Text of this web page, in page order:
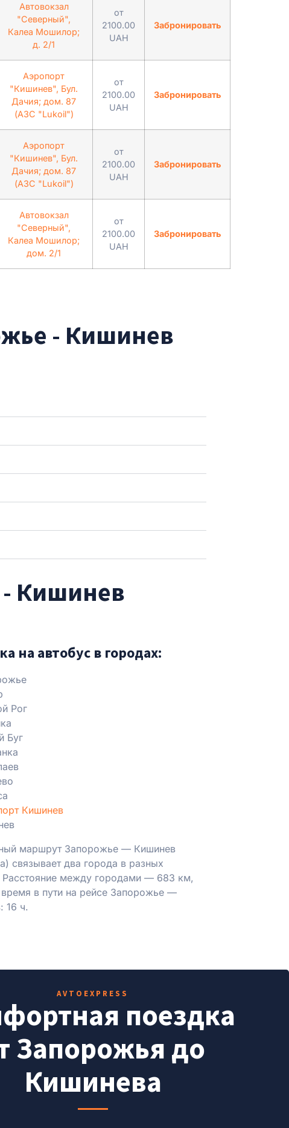
Автовокзал
"Северный",
Калеа Мошилор;
д. 2/1
от
2100.00
UAH
Забронировать
Аэропорт
"Кишинев", Бул.
Дачия; дом. 87
(АЗС "Lukoil")
от
2100.00
UAH
Забронировать
Аэропорт
"Кишинев", Бул.
Дачия; дом. 87
(АЗС "Lukoil")
от
2100.00
UAH
Забронировать
Автовокзал
"Северный",
Калеа Мошилор;
дом. 2/1
от
2100.00
UAH
Забронировать
- Кишинев
Кишинев
на автобус в городах:
Рог
Буг
Кишинев
маршрут Запорожье — Кишинев
связывает два города в разных
Расстояние между городами — 683 км,
время в пути на рейсе Запорожье —
16 ч.
AVTOEXPRESS
поездка
Запорожья до
Кишинева